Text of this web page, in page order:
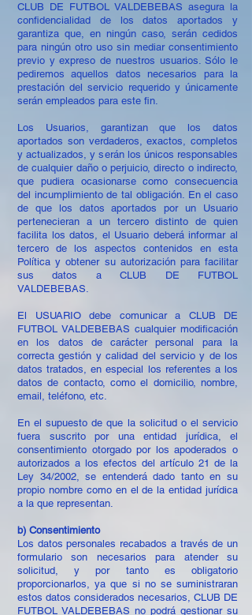
CLUB DE FUTBOL VALDEBEBAS asegura la
confidencialidad de los datos aportados y
garantiza que, en ningún caso, serán cedidos
para ningún otro uso sin mediar consentimiento
previo y expreso de nuestros usuarios. Sólo le
pediremos aquellos datos necesarios para la
prestación del servicio requerido y únicamente
serán empleados para este fin.
Los Usuarios, garantizan que los datos
aportados son verdaderos, exactos, completos
y actualizados, y serán los únicos responsables
de cualquier daño o perjuicio, directo o indirecto,
que pudiera ocasionarse como consecuencia
del incumplimiento de tal obligación. En el caso
de que los datos aportados por un Usuario
pertenecieran a un tercero distinto de quien
facilita los datos, el Usuario deberá informar al
tercero de los aspectos contenidos en esta
Política y obtener su autorización para facilitar
sus datos a CLUB DE FUTBOL
VALDEBEBAS.
El USUARIO debe comunicar a CLUB DE
FUTBOL VALDEBEBAS cualquier modificación
en los datos de carácter personal para la
correcta gestión y calidad del servicio y de los
datos tratados, en especial los referentes a los
datos de contacto, como el domicilio, nombre,
email, teléfono, etc.
En el supuesto de que la solicitud o el servicio
fuera suscrito por una entidad jurídica, el
consentimiento otorgado por los apoderados o
autorizados a los efectos del artículo 21 de la
Ley 34/2002, se entenderá dado tanto en su
propio nombre como en el de la entidad jurídica
a la que representan.
b) Consentimiento
Los datos personales recabados a través de un
formulario son necesarios para atender su
solicitud, y por tanto es obligatorio
proporcionarlos, ya que si no se suministraran
estos datos considerados necesarios, CLUB DE
FUTBOL VALDEBEBAS no podrá gestionar su